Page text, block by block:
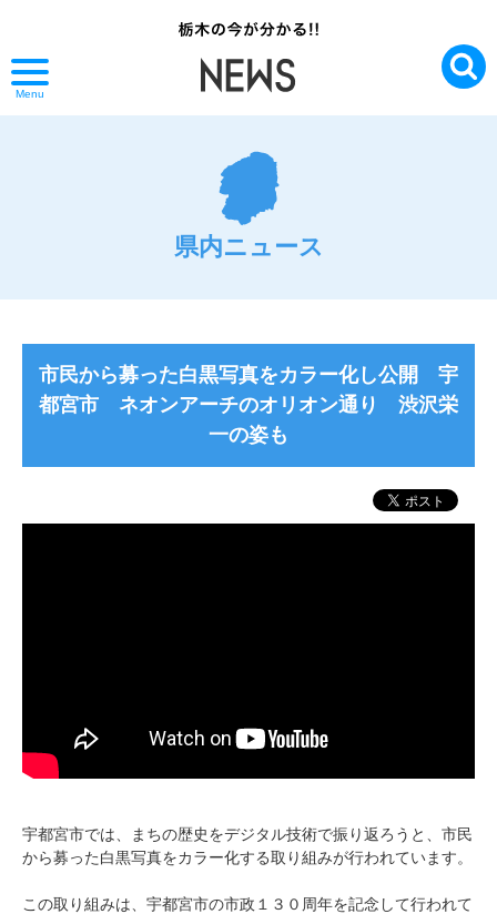
Menu
県内ニュース
市民から募った白黒写真をカラー化し公開 宇
都宮市 ネオンアーチのオリオン通り 渋沢栄
一の姿も
宇都宮市では、まちの歴史をデジタル技術で振り返ろうと、市民
から募った白黒写真をカラー化する取り組みが行われています。
この取り組みは、宇都宮市の市政１３０周年を記念して行われて